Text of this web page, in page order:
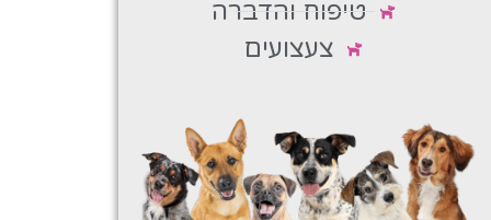
טיפוח והדברה
צעצועים